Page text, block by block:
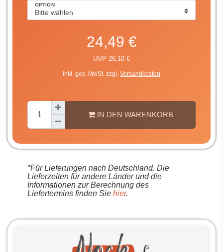
OPTION
24,49 €
UVP 26,10 €
inkl. ges. MwSt. zzgl. Versandkosten
IN DEN WARENKORB
*Für Lieferungen nach Deutschland. Die
Lieferzeiten für andere Länder und die
Informationen zur Berechnung des
Liefertermins finden Sie hier.